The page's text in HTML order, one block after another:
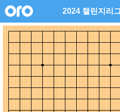
2024 챌린지리